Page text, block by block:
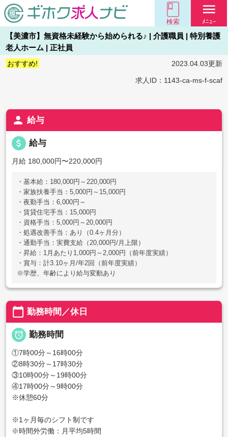
検索
menu
ﾒﾆｭｰ
【美濃市】無資格未経験から始められる♪ | 介護職員 | 特別養護
老人ホーム | 正社員
おすすめ! 2023.04.03更新
求人ID：1143-ca-ms-f-scaf
person 給与
attach_money 給与
月給 180,000円〜220,000円
・基本給：180,000円～220,000円
・家族扶養手当：5,000円～15,000円
・夜勤手当：6,000円～
・賃貸住宅手当：15,000円
・資格手当：5,000円～20,000円
・処遇改善手当：あり（0.4ヶ月分）
・通勤手当：実費支給（20,000円/月上限）
・昇給：1月あたり1,000円～2,000円（前年度実績）
・賞与：計3.10ヶ月/年2回（前年度実績）
※学歴、年齢により給与変動あり
calendar_today 勤務時間／休日
 勤務時間
①7時00分～16時00分
②8時30分～17時30分
③10時00分～19時00分
④17時00分～9時00分
※休憩60分
※1ヶ月毎のシフト制です
※時間外労働：月平均5時間